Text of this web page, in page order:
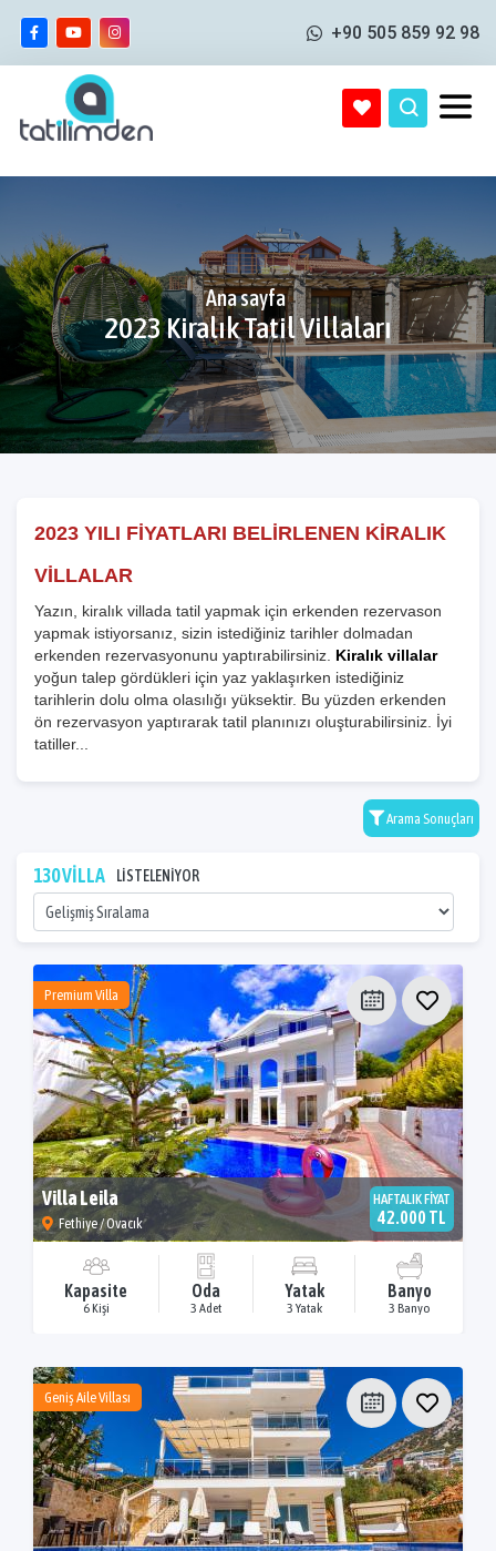
+90 505 859 92 98
Ana sayfa
2023 Kiralık Tatil Villaları
2023 YILI FİYATLARI BELİRLENEN KİRALIK
VİLLALAR
Yazın, kiralık villada tatil yapmak için erkenden rezervason
yapmak istiyorsanız, sizin istediğiniz tarihler dolmadan
erkenden rezervasyonunu yaptırabilirsiniz. Kiralık villalar
yoğun talep gördükleri için yaz yaklaşırken istediğiniz
tarihlerin dolu olma olasılığı yüksektir. Bu yüzden erkenden
ön rezervasyon yaptırarak tatil planınızı oluşturabilirsiniz. İyi
tatiller...
Arama Sonuçları
130 VİLLA LİSTELENİYOR
Premium Villa
Villa Leila
Fethiye / Ovacık
HAFTALIK FİYAT
42.000 TL
Kapasite
6 Kişi
Oda
3 Adet
Yatak
3 Yatak
Banyo
3 Banyo
Geniş Aile Villası